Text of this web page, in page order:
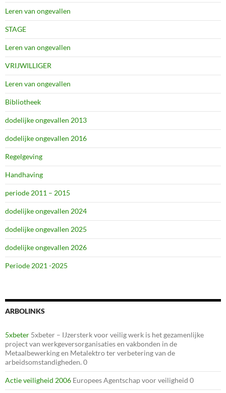
Leren van ongevallen
STAGE
Leren van ongevallen
VRIJWILLIGER
Leren van ongevallen
Bibliotheek
dodelijke ongevallen 2013
dodelijke ongevallen 2016
Regelgeving
Handhaving
periode 2011 – 2015
dodelijke ongevallen 2024
dodelijke ongevallen 2025
dodelijke ongevallen 2026
Periode 2021 -2025
ARBOLINKS
5xbeter 5xbeter – IJzersterk voor veilig werk is het gezamenlijke
project van werkgeversorganisaties en vakbonden in de
Metaalbewerking en Metalektro ter verbetering van de
arbeidsomstandigheden. 0
Actie veiligheid 2006 Europees Agentschap voor veiligheid 0